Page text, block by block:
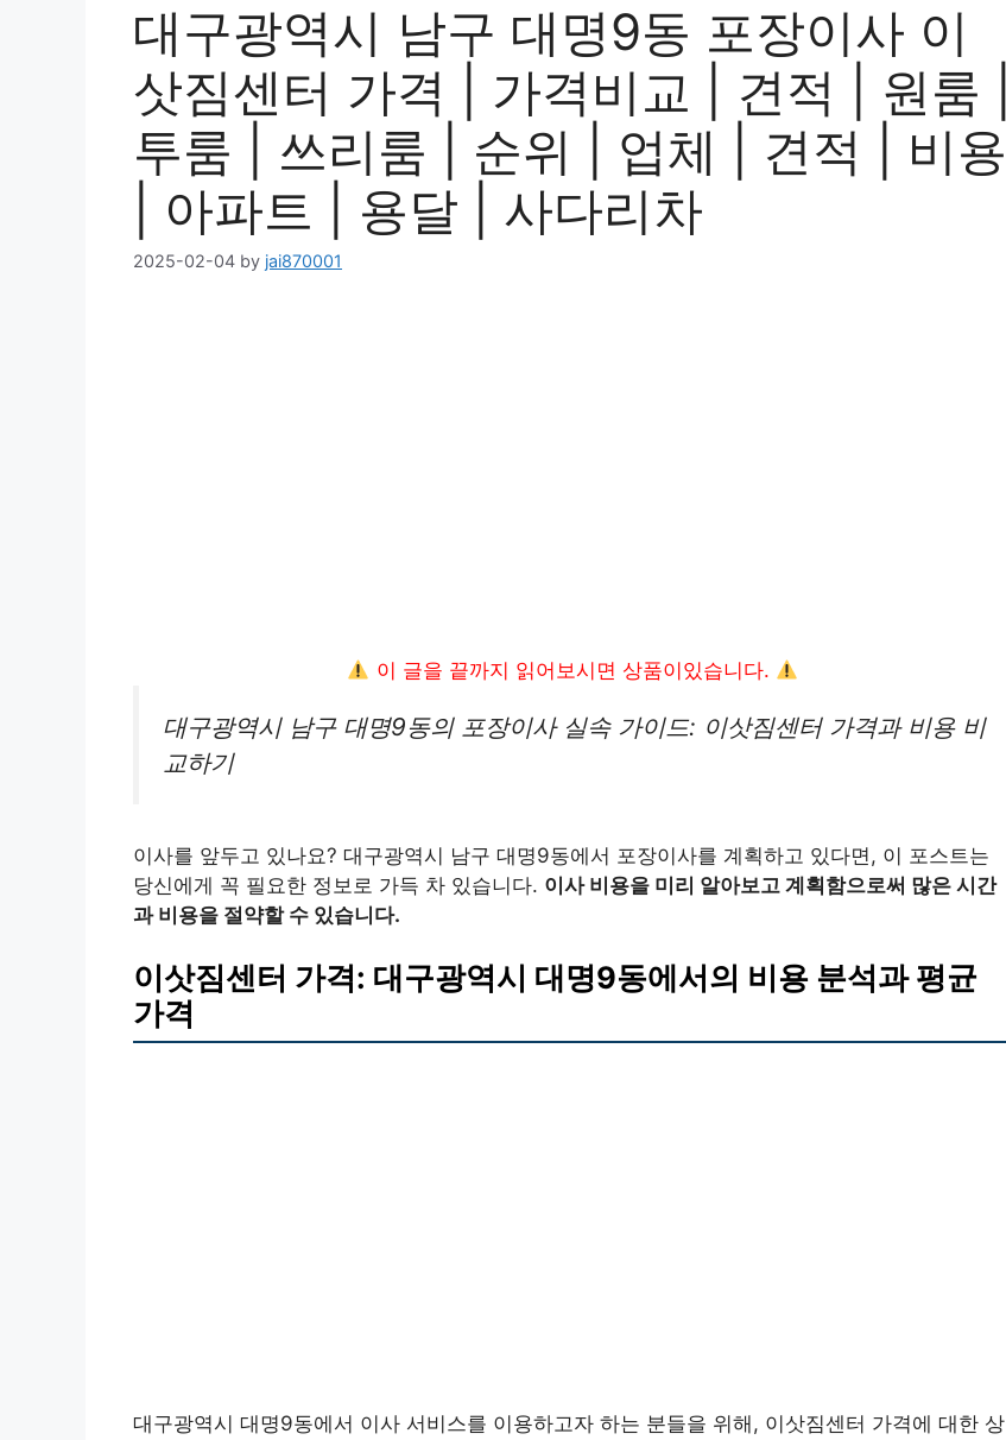
대구광역시 남구 대명9동 포장이사 이
삿짐센터 가격 | 가격비교 | 견적 | 원룸 |
투룸 | 쓰리룸 | 순위 | 업체 | 견적 | 비용
| 아파트 | 용달 | 사다리차
2025-02-04 by jai870001
이 글을 끝까지 읽어보시면 상품이있습니다.
대구광역시 남구 대명9동의 포장이사 실속 가이드: 이삿짐센터 가격과 비용 비
교하기
이사를 앞두고 있나요? 대구광역시 남구 대명9동에서 포장이사를 계획하고 있다면, 이 포스트는
당신에게 꼭 필요한 정보로 가득 차 있습니다. 이사 비용을 미리 알아보고 계획함으로써 많은 시간
과 비용을 절약할 수 있습니다.
이삿짐센터 가격: 대구광역시 대명9동에서의 비용 분석과 평균
가격
대구광역시 대명9동에서 이사 서비스를 이용하고자 하는 분들을 위해, 이삿짐센터 가격에 대한 상